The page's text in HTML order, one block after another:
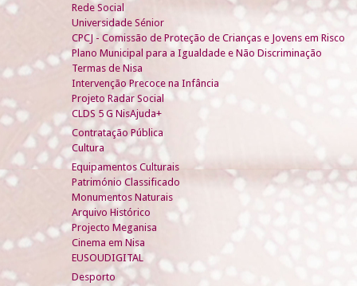
Rede Social
Universidade Sénior
CPCJ - Comissão de Proteção de Crianças e Jovens em Risco
Plano Municipal para a Igualdade e Não Discriminação
Termas de Nisa
Intervenção Precoce na Infância
Projeto Radar Social
CLDS 5 G NisAjuda+
Contratação Pública
Cultura
Equipamentos Culturais
Património Classificado
Monumentos Naturais
Arquivo Histórico
Projecto Meganisa
Cinema em Nisa
EUSOUDIGITAL
Desporto